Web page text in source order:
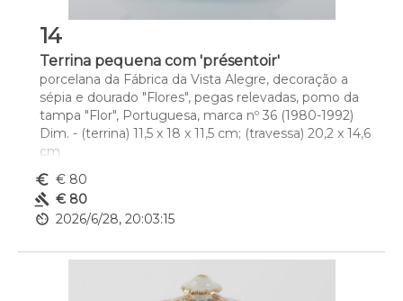
14
Terrina pequena com 'présentoir'
porcelana da Fábrica da Vista Alegre, decoração a
sépia e dourado "Flores", pegas relevadas, pomo da
tampa "Flor", Portuguesa, marca nº 36 (1980-1992)
Dim. - (terrina) 11,5 x 18 x 11,5 cm; (travessa) 20,2 x 14,6
cm
euro_symbol € 80
gavel € 80
av_timer 2026/6/28, 20:03:15